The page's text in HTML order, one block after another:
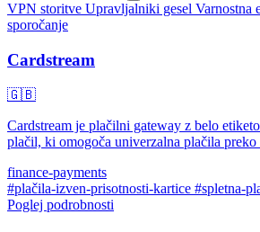
VPN storitve Upravljalniki gesel Varnostna
sporočanje
Cardstream
🇬🇧
Cardstream je plačilni gateway z belo
plačil, ki omogoča univerzalna plačila preko
finance-payments
#plačila-izven-prisotnosti-kartice #spletna-
Poglej podrobnosti